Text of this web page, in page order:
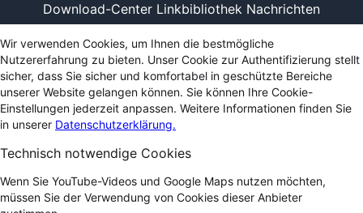
Download-Center Linkbibliothek Nachrichten
Wir verwenden Cookies, um Ihnen die bestmögliche
Nutzererfahrung zu bieten. Unser Cookie zur Authentifizierung stellt
sicher, dass Sie sicher und komfortabel in geschützte Bereiche
unserer Website gelangen können. Sie können Ihre Cookie-
Einstellungen jederzeit anpassen. Weitere Informationen finden Sie
in unserer Datenschutzerklärung.
Technisch notwendige Cookies
Wenn Sie YouTube-Videos und Google Maps nutzen möchten,
müssen Sie der Verwendung von Cookies dieser Anbieter